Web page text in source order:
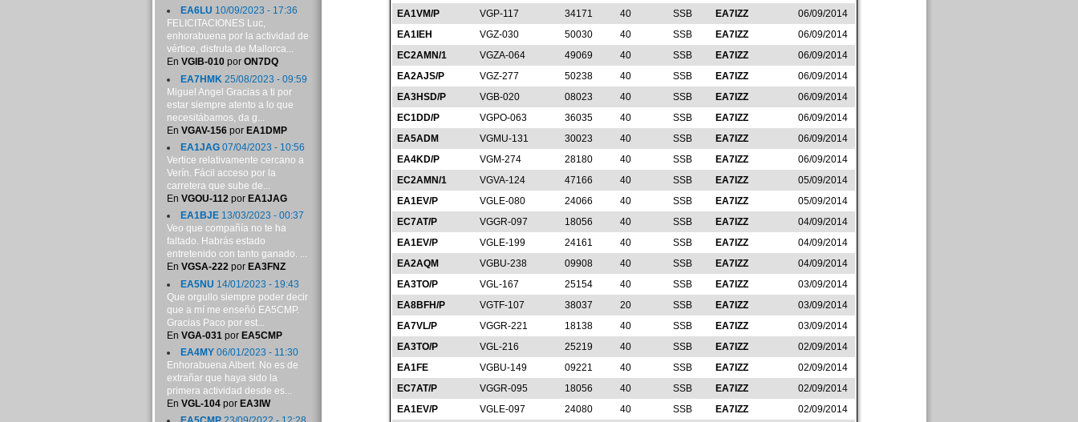
EA1VM/P
VGP-117 34171 40 SSB EA7IZZ
06/09/2014
EA1IEH
VGZ-030 50030 40 SSB EA7IZZ
06/09/2014
EC2AMN/1
VGZA-064 49069 40 SSB EA7IZZ
06/09/2014
EA2AJS/P
VGZ-277 50238 40 SSB EA7IZZ
06/09/2014
EA3HSD/P
VGB-020 08023 40 SSB EA7IZZ
06/09/2014
EC1DD/P
VGPO-063 36035 40 SSB EA7IZZ
06/09/2014
EA5ADM
VGMU-131 30023 40 SSB EA7IZZ
06/09/2014
EA4KD/P
VGM-274 28180 40 SSB EA7IZZ
06/09/2014
EC2AMN/1
VGVA-124 47166 40 SSB EA7IZZ
05/09/2014
EA1EV/P
VGLE-080 24066 40 SSB EA7IZZ
05/09/2014
EC7AT/P
VGGR-097 18056 40 SSB EA7IZZ
04/09/2014
EA1EV/P
VGLE-199 24161 40 SSB EA7IZZ
04/09/2014
EA2AQM
VGBU-238 09908 40 SSB EA7IZZ
04/09/2014
EA3TO/P
VGL-167 25154 40 SSB EA7IZZ
03/09/2014
EA8BFH/P
VGTF-107 38037 20 SSB EA7IZZ
03/09/2014
EA7VL/P
VGGR-221 18138 40 SSB EA7IZZ
03/09/2014
EA3TO/P
VGL-216 25219 40 SSB EA7IZZ
02/09/2014
EA1FE
VGBU-149 09221 40 SSB EA7IZZ
02/09/2014
EC7AT/P
VGGR-095 18056 40 SSB EA7IZZ
02/09/2014
EA1EV/P
VGLE-097 24080 40 SSB EA7IZZ
02/09/2014
EA6LU 10/09/2023 - 17:36
FELICITACIONES Luc,
enhorabuena por la actividad de
vértice, disfruta de Mallorca...
En VGIB-010por ON7DQ
EA7HMK 25/08/2023 - 09:59
Miguel Angel Gracias a ti por
estar siempre atento a lo que
necesitábamos, da g...
En VGAV-156por EA1DMP
EA1JAG07/04/2023 - 10:56
Vertice relativamente cercano a
Verín. Fácil acceso por la
carretera que sube de...
En VGOU-112por EA1JAG
EA1BJE13/03/2023 - 00:37
Veo que compañía no te ha
faltado. Habrás estado
entretenido con tanto ganado. ...
En VGSA-222por EA3FNZ
EA5NU 14/01/2023 - 19:43
Que orgullo siempre poder decir
que a mí me enseñó EA5CMP.
Gracias Paco por est...
En VGA-031 por EA5CMP
EA4MY06/01/2023 - 11:30
Enhorabuena Albert. No es de
extrañar que haya sido la
primera actividad desde es...
En VGL-104por EA3IW